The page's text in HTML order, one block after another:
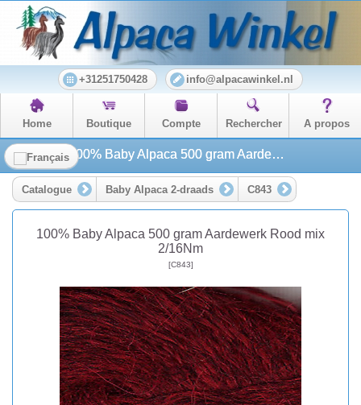
+31251750428 info@alpacawinkel.nl
Home Boutique Compte Rechercher A propos
100% Baby Alpaca 500 gram Aardewerk Rood mix 2/16Nm
Catalogue Baby Alpaca 2-draads C843
100% Baby Alpaca 500 gram Aardewerk Rood mix
2/16Nm
[C843]